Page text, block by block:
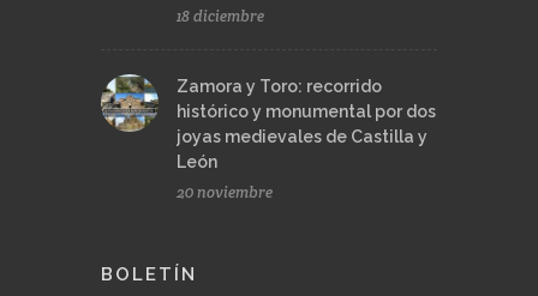
18 diciembre
Zamora y Toro: recorrido
histórico y monumental por dos
joyas medievales de Castilla y
León
20 noviembre
BOLETÍN